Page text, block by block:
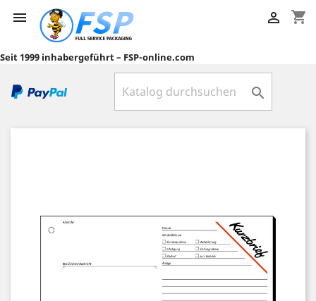
 shopping_cart

Seit 1999 inhabergeführt – FSP-online.com
